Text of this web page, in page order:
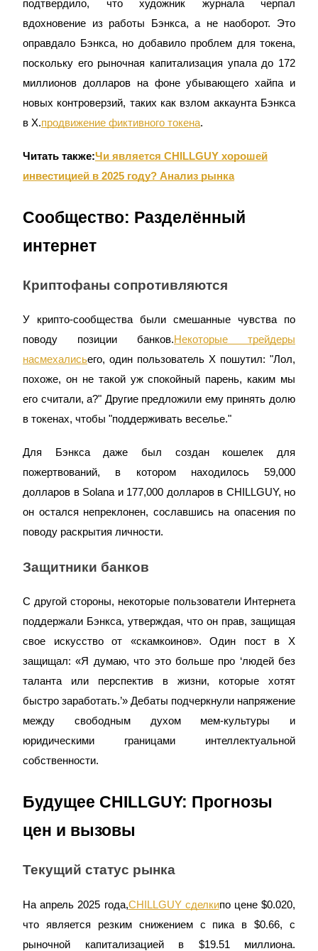
Блокировки BTR
Кредиты
Сервис заимствований, обеспеченных криптовалютой
Авто Инвест
Изучите стейкинг
Bitrue
AI
Bitrue Партнеры
Партнеры Bitrue
подтвердило, что художник журнала черпал
вдохновение из работы Бэнкса, а не наоборот. Это
оправдало Бэнкса, но добавило проблем для токена,
поскольку его рыночная капитализация упала до 172
миллионов долларов на фоне убывающего хайпа и
новых контроверзий, таких как взлом аккаунта Бэнкса
в X.продвижение фиктивного токена.
Читать также:Чи является CHILLGUY хорошей
инвестицией в 2025 году? Анализ рынка
Сообщество: Разделённый
интернет
Криптофаны сопротивляются
У крипто-сообщества были смешанные чувства по
поводу позиции банков.Некоторые трейдеры
насмехалисьего, один пользователь X пошутил: "Лол,
похоже, он не такой уж спокойный парень, каким мы
его считали, а?" Другие предложили ему принять долю
в токенах, чтобы "поддерживать веселье."
Для Бэнкса даже был создан кошелек для
пожертвований, в котором находилось 59,000
долларов в Solana и 177,000 долларов в CHILLGUY, но
он остался непреклонен, сославшись на опасения по
поводу раскрытия личности.
Защитники банков
С другой стороны, некоторые пользователи Интернета
поддержали Бэнкса, утверждая, что он прав, защищая
свое искусство от «скамкоинов». Один пост в X
защищал: «Я думаю, что это больше про ‘людей без
таланта или перспектив в жизни, которые хотят
быстро заработать.’» Дебаты подчеркнули напряжение
между свободным духом мем-культуры и
юридическими границами интеллектуальной
собственности.
Будущее CHILLGUY: Прогнозы
цен и вызовы
Текущий статус рынка
На апрель 2025 года,CHILLGUY сделкипо цене $0.020,
что является резким снижением с пика в $0.66, с
рыночной капитализацией в $19.51 миллиона.